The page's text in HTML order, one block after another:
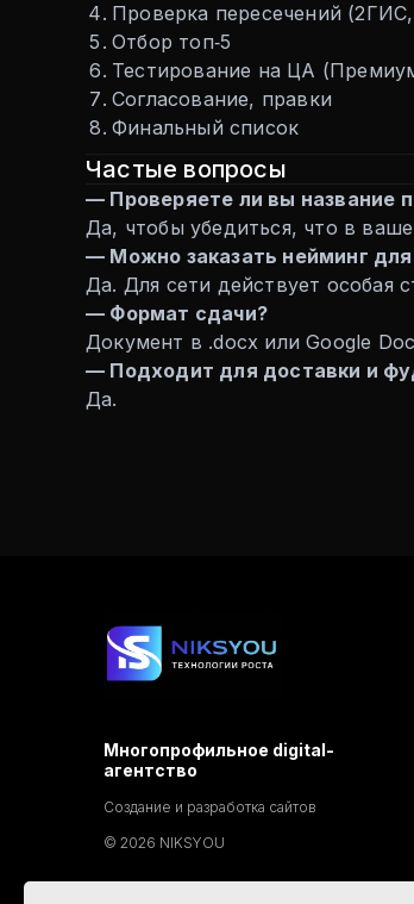
Проверка пересечений
Отбор топ‑5
Тестирование на ЦА
Согласование, правки
Финальный список
Частые вопросы
— Проверяете ли вы название
Да, чтобы убедиться, что в
— Можно заказать нейминг для
Да. Для сети действует особая
— Формат сдачи?
Документ в .docx или Google
— Подходит для доставки и
Да.
Многопрофильное digital-
агентство
Создание и разработка сайтов
© 2026 NIKSYOU